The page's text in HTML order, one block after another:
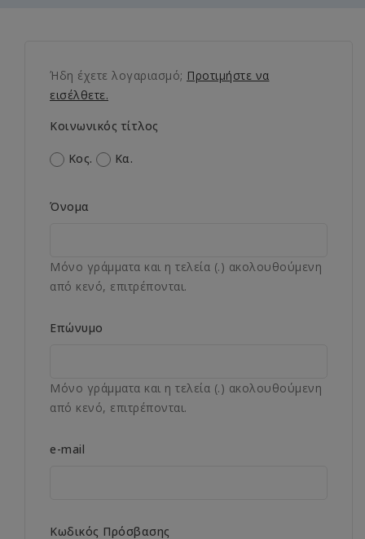
Ήδη έχετε λογαριασμό; Προτιμήστε να
εισέλθετε.
Κοινωνικός τίτλος
Κος. Κα.
Όνομα
Μόνο γράμματα και η τελεία (.) ακολουθούμενη
από κενό, επιτρέπονται.
Επώνυμο
Μόνο γράμματα και η τελεία (.) ακολουθούμενη
από κενό, επιτρέπονται.
e-mail
Κωδικός Πρόσβασης